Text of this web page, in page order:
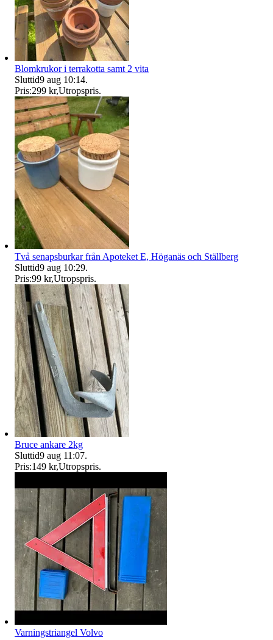
Blomkrukor i terrakotta samt 2 vita
Sluttid9 aug 10:14.
Pris:299 kr,Utropspris.
Två senapsburkar från Apoteket E, Höganäs och Ställberg
Sluttid9 aug 10:29.
Pris:99 kr,Utropspris.
Bruce ankare 2kg
Sluttid9 aug 11:07.
Pris:149 kr,Utropspris.
Varningstriangel Volvo